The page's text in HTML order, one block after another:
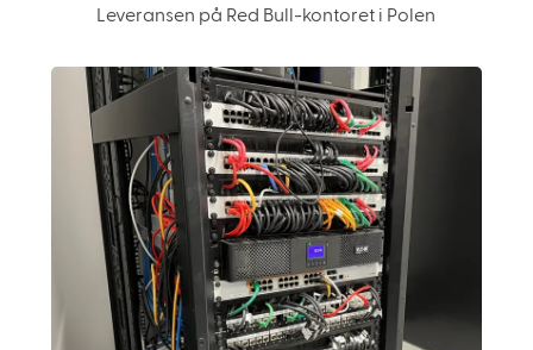
Leveransen på Red Bull-kontoret i Polen